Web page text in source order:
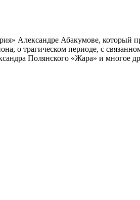
Александре Абакумове, который
о трагическом периоде, с
Полянского «Жара» и многое